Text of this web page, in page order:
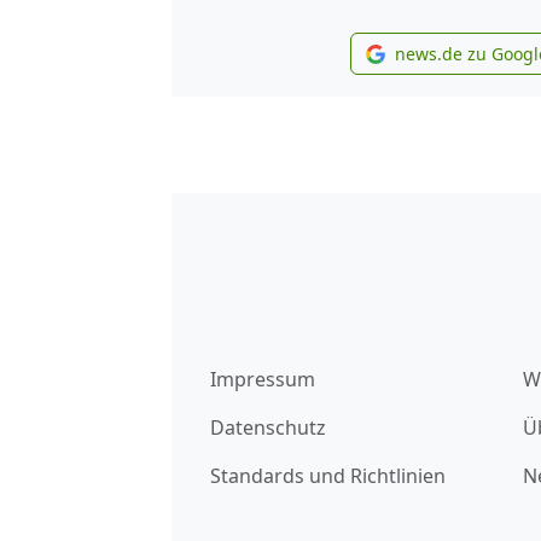
news.de zu
Impressum
Datenschutz
Standards und Richtlinien